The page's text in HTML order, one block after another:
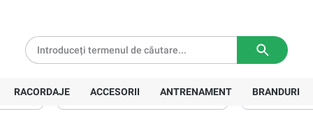
RACORDAJE ACCESORII ANTRENAMENT BRANDURI